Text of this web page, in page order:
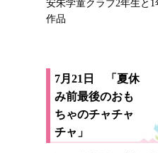
安朱学童クラブ2年生と1
作品
7月21日 「夏休
み前最後のおも
ちゃのチャチャ
チャ」